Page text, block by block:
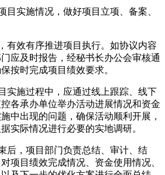
实施情况，做好项目立项、备案、
效有序推进项目执行。如协议内容
应及时报告，经秘书长办公会审核通
按时完成项目绩效要求。
施过程中，应通过线上跟踪、线下
各承办单位举办活动进展情况和资金
中出现的问题，确保活动顺利开展，
实际情况进行必要的实地调研。
，项目部门负责总结、审计、结
项目绩效完成情况、资金使用情况、